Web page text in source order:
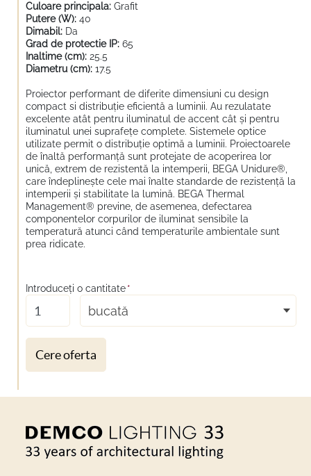
Culoare principala: Grafit
Putere (W): 40
Dimabil: Da
Grad de protectie IP: 65
Inaltime (cm): 25.5
Diametru (cm): 17.5
Proiector performant de diferite dimensiuni cu design
compact si distribuție eficientă a luminii. Au rezulatate
excelente atât pentru iluminatul de accent cât și pentru
iluminatul unei suprafețe complete. Sistemele optice
utilizate permit o distribuție optimă a luminii. Proiectoarele
de înaltă performanță sunt protejate de acoperirea lor
unică, extrem de rezistentă la intemperii, BEGA Unidure®,
care îndeplinește cele mai înalte standarde de rezistență la
intemperii și stabilitate la lumină. BEGA Thermal
Management® previne, de asemenea, defectarea
componentelor corpurilor de iluminat sensibile la
temperatură atunci când temperaturile ambientale sunt
prea ridicate.
Introduceţi o cantitate*
bucată
Cere oferta